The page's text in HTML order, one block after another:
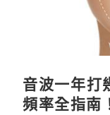
音波一年
頻率全指南